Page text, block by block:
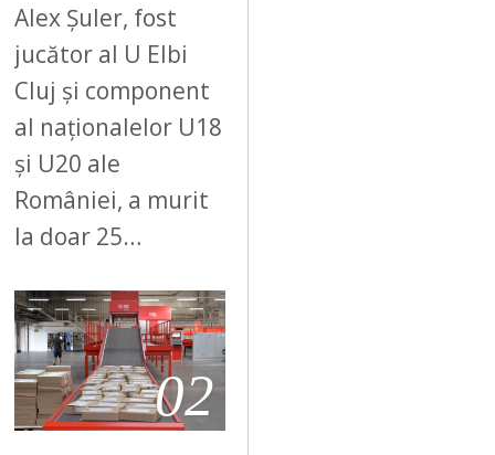
Alex Șuler, fost
jucător al U Elbi
Cluj și component
al naționalelor U18
și U20 ale
României, a murit
la doar 25…
02